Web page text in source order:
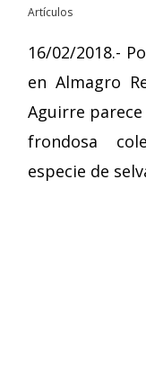
Artículos
16/02/2018.-
en Almagro
Aguirre
frondosa
especie de